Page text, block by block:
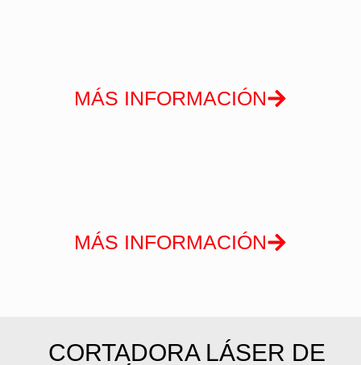
MÁS INFORMACIÓN
MÁS INFORMACIÓN
CORTADORA LÁSER DE